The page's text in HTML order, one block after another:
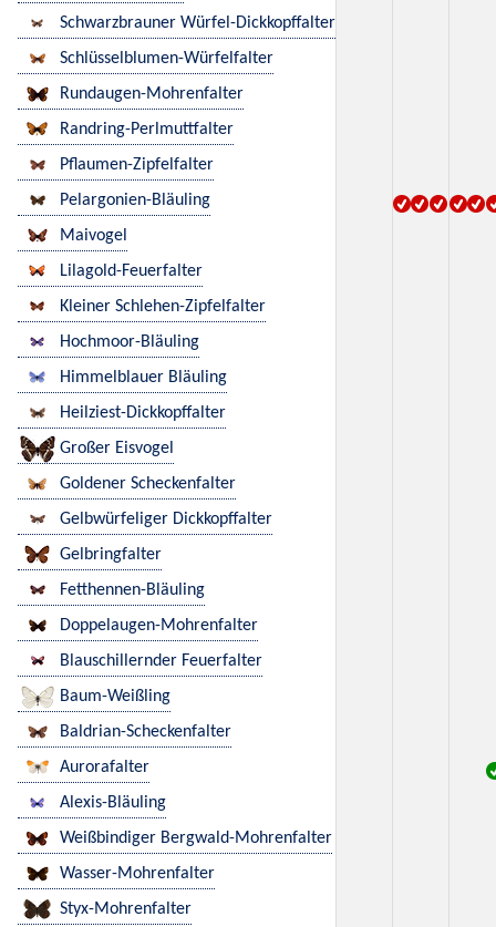
Schwarzbrauner Würfel-Dickkopffalter
Schlüsselblumen-Würfelfalter
Rundaugen-Mohrenfalter
Randring-Perlmuttfalter
Pflaumen-Zipfelfalter
Pelargonien-Bläuling
Maivogel
Lilagold-Feuerfalter
Kleiner Schlehen-Zipfelfalter
Hochmoor-Bläuling
Himmelblauer Bläuling
Heilziest-Dickkopffalter
Großer Eisvogel
Goldener Scheckenfalter
Gelbwürfeliger Dickkopffalter
Gelbringfalter
Fetthennen-Bläuling
Doppelaugen-Mohrenfalter
Blauschillernder Feuerfalter
Baum-Weißling
Baldrian-Scheckenfalter
Aurorafalter
Alexis-Bläuling
Weißbindiger Bergwald-Mohrenfalter
Wasser-Mohrenfalter
Styx-Mohrenfalter